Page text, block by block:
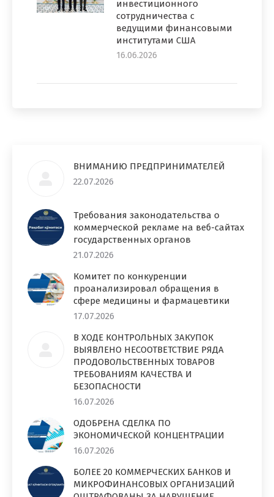
инвестиционного
сотрудничества с
ведущими финансовыми
институтами США
16.06.2026
ВНИМАНИЮ ПРЕДПРИНИМАТЕЛЕЙ
22.07.2026
Требования законодательства о
коммерческой рекламе на веб-сайтах
государственных органов
21.07.2026
Комитет по конкуренции
проанализировал обращения в
сфере медицины и фармацевтики
17.07.2026
В ХОДЕ КОНТРОЛЬНЫХ ЗАКУПОК
ВЫЯВЛЕНО НЕСООТВЕТСТВИЕ РЯДА
ПРОДОВОЛЬСТВЕННЫХ ТОВАРОВ
ТРЕБОВАНИЯМ КАЧЕСТВА И
БЕЗОПАСНОСТИ
16.07.2026
ОДОБРЕНА СДЕЛКА ПО
ЭКОНОМИЧЕСКОЙ КОНЦЕНТРАЦИИ
16.07.2026
БОЛЕЕ 20 КОММЕРЧЕСКИХ БАНКОВ И
МИКРОФИНАНСОВЫХ ОРГАНИЗАЦИЙ